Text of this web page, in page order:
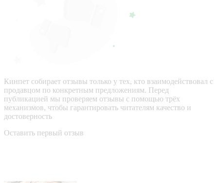
Кинпет собирает отзывы только у тех, кто взаимодействовал с
продавцом по конкретным предложениям. Перед
публикацией мы проверяем отзывы с помощью трёх
механизмов, чтобы гарантировать читателям качество и
достоверность
Оставить первый отзыв